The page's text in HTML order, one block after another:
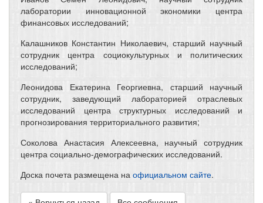
лаборатории инновационной экономики центра
финансовых исследований;
Калашников Константин Николаевич, старший научный
сотрудник центра социокультурных и политических
исследований;
Леонидова Екатерина Георгиевна, старший научный
сотрудник, заведующий лабораторией отраслевых
исследований центра структурных исследований и
прогнозирования территориального развития;
Соколова Анастасия Алексеевна, научный сотрудник
центра социально-демографических исследований.
Доска почета размещена на официальном сайте.